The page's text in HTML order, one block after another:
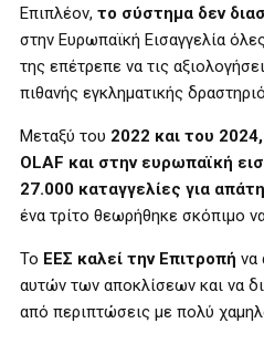
Επιπλέον, το σύστημα δεν
στην Ευρωπαϊκή Εισαγγελία
της επέτρεπε να τις
πιθανής εγκληματικής
Μεταξύ του 2022 και του 2024,
OLAF και στην ευρωπαϊκή
27.000 καταγγελίες για απάτη
ένα τρίτο θεωρήθηκε σκόπιμο
Το ΕΕΣ καλεί την Επιτροπή να
αυτών των αποκλίσεων και να
από περιπτώσεις με πολύ